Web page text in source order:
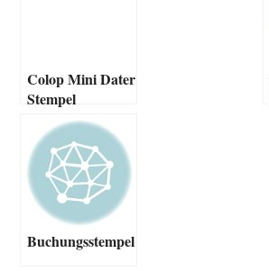
Colop Mini Dater
Stempel
Buchungsstempel